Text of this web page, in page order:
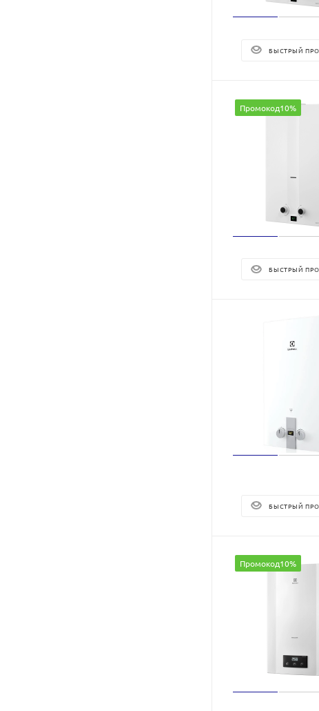
БЫСТРЫЙ
Промокод10%
БЫСТРЫЙ
БЫСТРЫЙ
Промокод10%